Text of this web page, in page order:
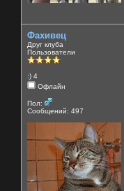
Фахивец
Друг клуба
Пользователи
:) 4
Офлайн
Пол:
Сообщений: 497